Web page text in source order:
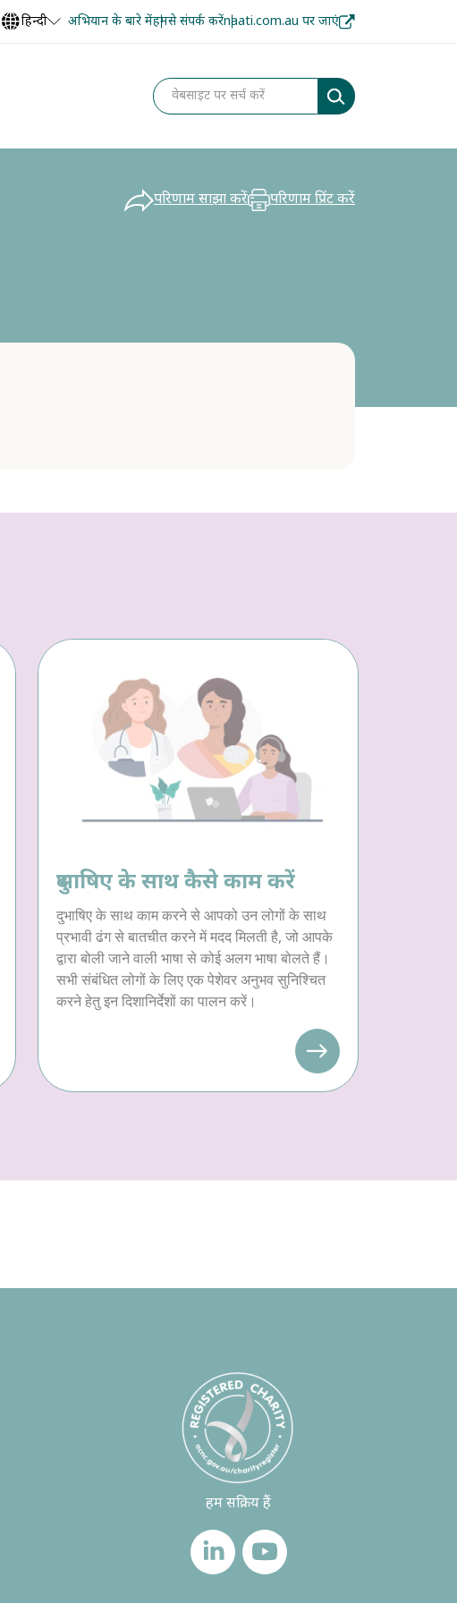
हिन्दी अभियान के बारे मेंहमसे संपर्क करेंnaati.com.au पर जाएं
परिणाम साझा करें परिणाम प्रिंट करें
दुभाषिए के साथ कैसे काम करें
दुभाषिए के साथ काम करने से आपको उन लोगों के साथ
प्रभावी ढंग से बातचीत करने में मदद मिलती है, जो आपके
द्वारा बोली जाने वाली भाषा से कोई अलग भाषा बोलते हैं।
सभी संबंधित लोगों के लिए एक पेशेवर अनुभव सुनिश्चित
करने हेतु इन दिशानिर्देशों का पालन करें।
हम सक्रिय हैं